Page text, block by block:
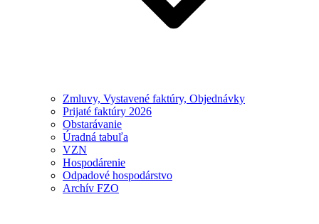
Zmluvy, Vystavené faktúry, Objednávky
Prijaté faktúry 2026
Obstarávanie
Úradná tabuľa
VZN
Hospodárenie
Odpadové hospodárstvo
Archív FZO